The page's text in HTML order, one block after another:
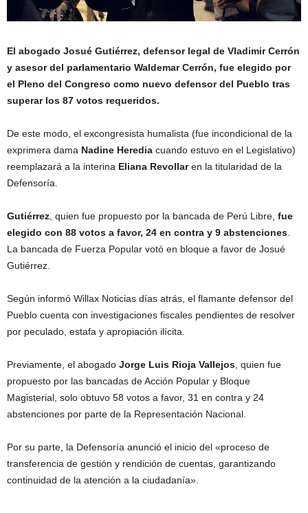
El abogado Josué Gutiérrez, defensor legal de Vladimir Cerrón
y asesor del parlamentario Waldemar Cerrón, fue elegido por
el Pleno del Congreso como nuevo defensor del Pueblo tras
superar los 87 votos requeridos.
De este modo, el excongresista humalista (fue incondicional de la
exprimera dama Nadine Heredia cuando estuvo en el Legislativo)
reemplazará a la interina Eliana Revollaren la titularidad de la
Defensoría.
Gutiérrez , quien fue propuesto por la bancada de Perú Libre, fue
elegido con 88 votos a favor, 24 en contra y 9 abstenciones
La bancada de Fuerza Popular votó en bloque a favor de Josué
Gutiérrez.
Según informó Willax Noticias días atrás, el flamante defensor del
Pueblo cuenta con investigaciones fiscales pendientes de resolver
por peculado, estafa y apropiación ilícita.
Previamente, el abogado Jorge Luis Rioja Vallejos , quien fue
propuesto por las bancadas de Acción Popular y Bloque
Magisterial, solo obtuvo 58 votos a favor, 31 en contra y 24
abstenciones por parte de la Representación Nacional.
Por su parte, la Defensoría anunció el inicio del «proceso de
transferencia de gestión y rendición de cuentas, garantizando
continuidad de la atención a la ciudadanía».